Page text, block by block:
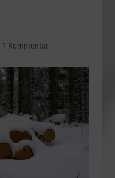
1 Kommentar